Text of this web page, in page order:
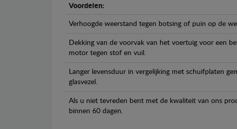
Voordelen:
Verhoogde weerstand tegen botsing of puin op de
Dekking van de voorvak van het voertuig voor een
motor tegen stof en vuil.
Langer levensduur in vergelijking met schuifplaten
glasvezel.
Als u niet tevreden bent met de kwaliteit van ons
binnen 60 dagen.